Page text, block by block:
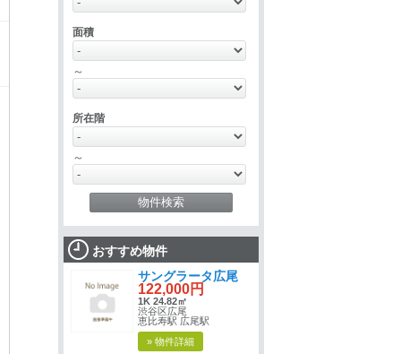
面積
～
所在階
～
おすすめ物件
サングラータ広尾
122,000円
1K 24.82㎡
渋谷区広尾
恵比寿駅 広尾駅
» 物件詳細